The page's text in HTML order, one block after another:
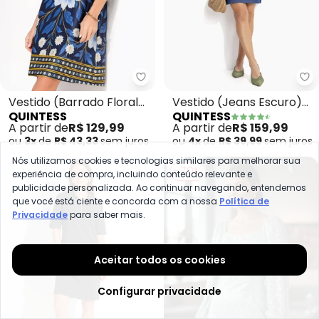
Quintess - Vestido (Barrado
Vestido (Barrado Floral
Azul) em Malha Fria
QUINTESS
A partir deR$ 129,99
ou3xdeR$ 43,33semjuros
Vestido (Jeans Escuro)
Tubinho com Abertura
Costas
QUINTESS
A partir deR$ 159,99
ou4xdeR$ 39,99semjuros
-70%
Nós utilizamos cookies e tecnologias similares para melhorar sua
experiência de compra, incluindo conteúdo relevante e
publicidade personalizada. Ao continuar navegando, entendemos
que você está ciente e concorda com a nossa Política de
Privacidadepara saber mais.
Aceitar todos os cookies
Configurar privacidade